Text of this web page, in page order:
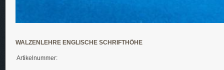
WALZENLEHRE ENGLISCHE SCHRIFTHÖHE
Artikelnummer: